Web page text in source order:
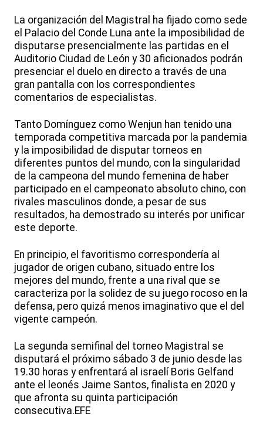
La organización del Magistral ha fijado como sede
el Palacio del Conde Luna ante la imposibilidad de
disputarse presencialmente las partidas en el
Auditorio Ciudad de León y 30 aficionados podrán
presenciar el duelo en directo a través de una
gran pantalla con los correspondientes
comentarios de especialistas.
Tanto Domínguez como Wenjun han tenido una
temporada competitiva marcada por la pandemia
y la imposibilidad de disputar torneos en
diferentes puntos del mundo, con la singularidad
de la campeona del mundo femenina de haber
participado en el campeonato absoluto chino, con
rivales masculinos donde, a pesar de sus
resultados, ha demostrado su interés por unificar
este deporte.
En principio, el favoritismo correspondería al
jugador de origen cubano, situado entre los
mejores del mundo, frente a una rival que se
caracteriza por la solidez de su juego rocoso en la
defensa, pero quizá menos imaginativo que el del
vigente campeón.
La segunda semifinal del torneo Magistral se
disputará el próximo sábado 3 de junio desde las
19.30 horas y enfrentará al israelí Boris Gelfand
ante el leonés Jaime Santos, finalista en 2020 y
que afronta su quinta participación
consecutiva.EFE